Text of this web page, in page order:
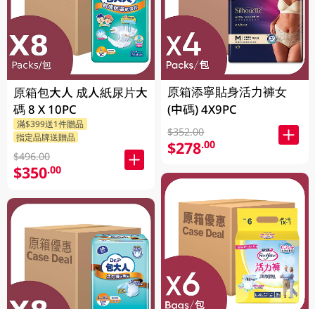
原箱包大人 成人紙尿片大
碼 8 X 10PC
滿$399送1件贈品
指定品牌送贈品
$496.00
$350.00
原箱添寧貼身活力褲女
(中碼) 4X9PC
$352.00
$278.00